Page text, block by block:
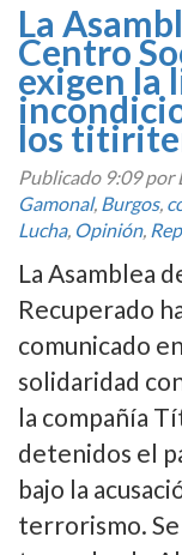
La
Centro
exigen la
los
Publicado 9:09por
Gamonal, Burgos,
Lucha, Opinión,
La Asamblea
Recuperado
comunicado
solidaridad
la compañí­a
detenidos el
bajo la
terrorismo.